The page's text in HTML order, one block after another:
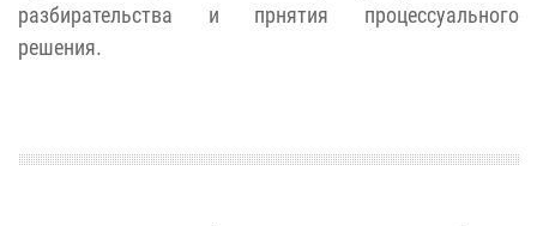
разбирательства и прнятия процессуального
решения.